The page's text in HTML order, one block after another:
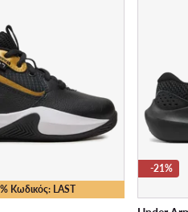
Κωδικός: LAST
-21%